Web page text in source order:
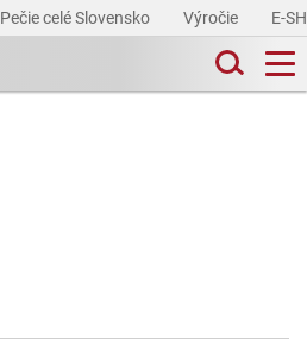
Pečie celé Slovensko Výročie E-